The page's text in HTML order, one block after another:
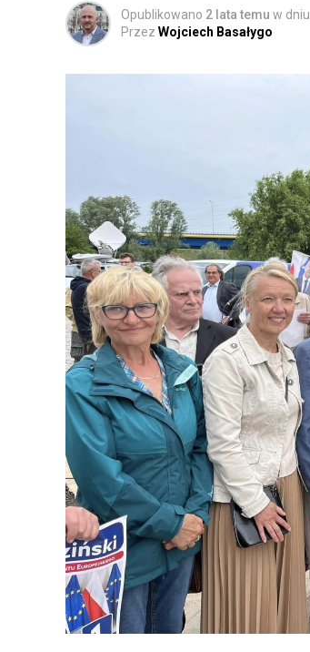
Opublikowano 2 lata temu w dniu
Przez Wojciech Basałygo